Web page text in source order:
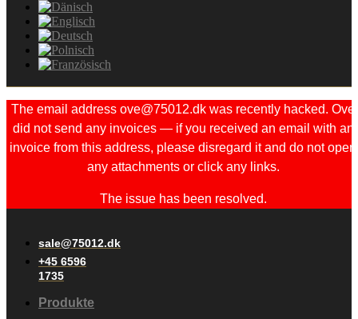
The email address ove@75012.dk was recently hacked. Ove
did not send any invoices — if you received an email with an
invoice from this address, please disregard it and do not open
any attachments or click any links.
The issue has been resolved.
sale@75012.dk
+45 6596
1735
Produkte